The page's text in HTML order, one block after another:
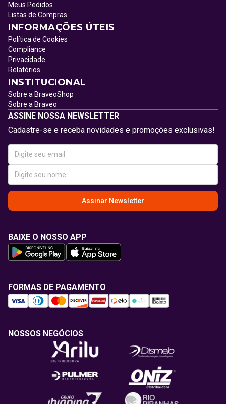
Meus Pedidos
Listas de Compras
INFORMAÇÕES ÚTEIS
Política de Cookies
Compliance
Privacidade
Relatórios
INSTITUCIONAL
Sobre a BraveoShop
Sobre a Braveo
ASSINE NOSSA NEWSLETTER
Cadastre-se e receba novidades e promoções exclusivas!
Assinar Newsletter
BAIXE O NOSSO APP
FORMAS DE PAGAMENTO
NOSSOS NEGÓCIOS